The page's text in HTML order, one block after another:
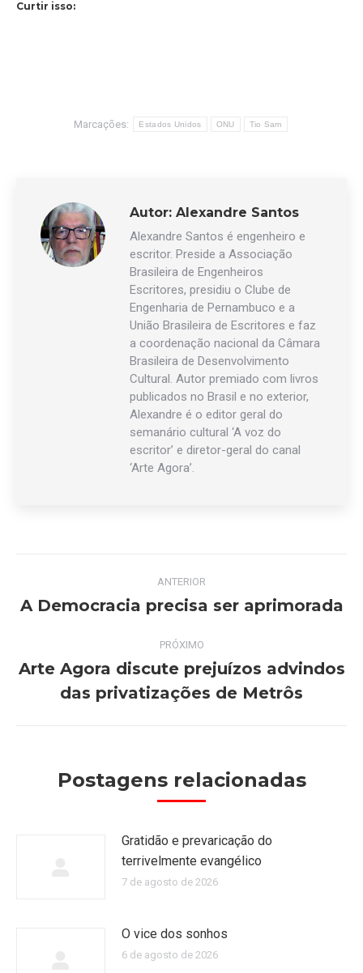
Curtir isso:
Marcações: Estados Unidos ONU Tio Sam
Autor: Alexandre Santos
Alexandre Santos é engenheiro e
escritor. Preside a Associação
Brasileira de Engenheiros
Escritores, presidiu o Clube de
Engenharia de Pernambuco e a
União Brasileira de Escritores e faz
a coordenação nacional da Câmara
Brasileira de Desenvolvimento
Cultural. Autor premiado com livros
publicados no Brasil e no exterior,
Alexandre é o editor geral do
semanário cultural ‘A voz do
escritor’ e diretor-geral do canal
‘Arte Agora’.
Navegação
de
ANTERIOR
Post
A Democracia precisa ser aprimorada
PRÓXIMO
Próximo
post:
Arte Agora discute prejuízos advindos
das privatizações de Metrôs
Postagens relacionadas
Gratidão e prevaricação do
terrivelmente evangélico
7 de agosto de 2026
O vice dos sonhos
6 de agosto de 2026